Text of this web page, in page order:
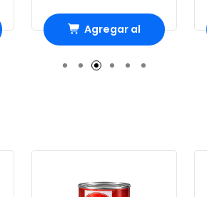
Agregar al
Carro